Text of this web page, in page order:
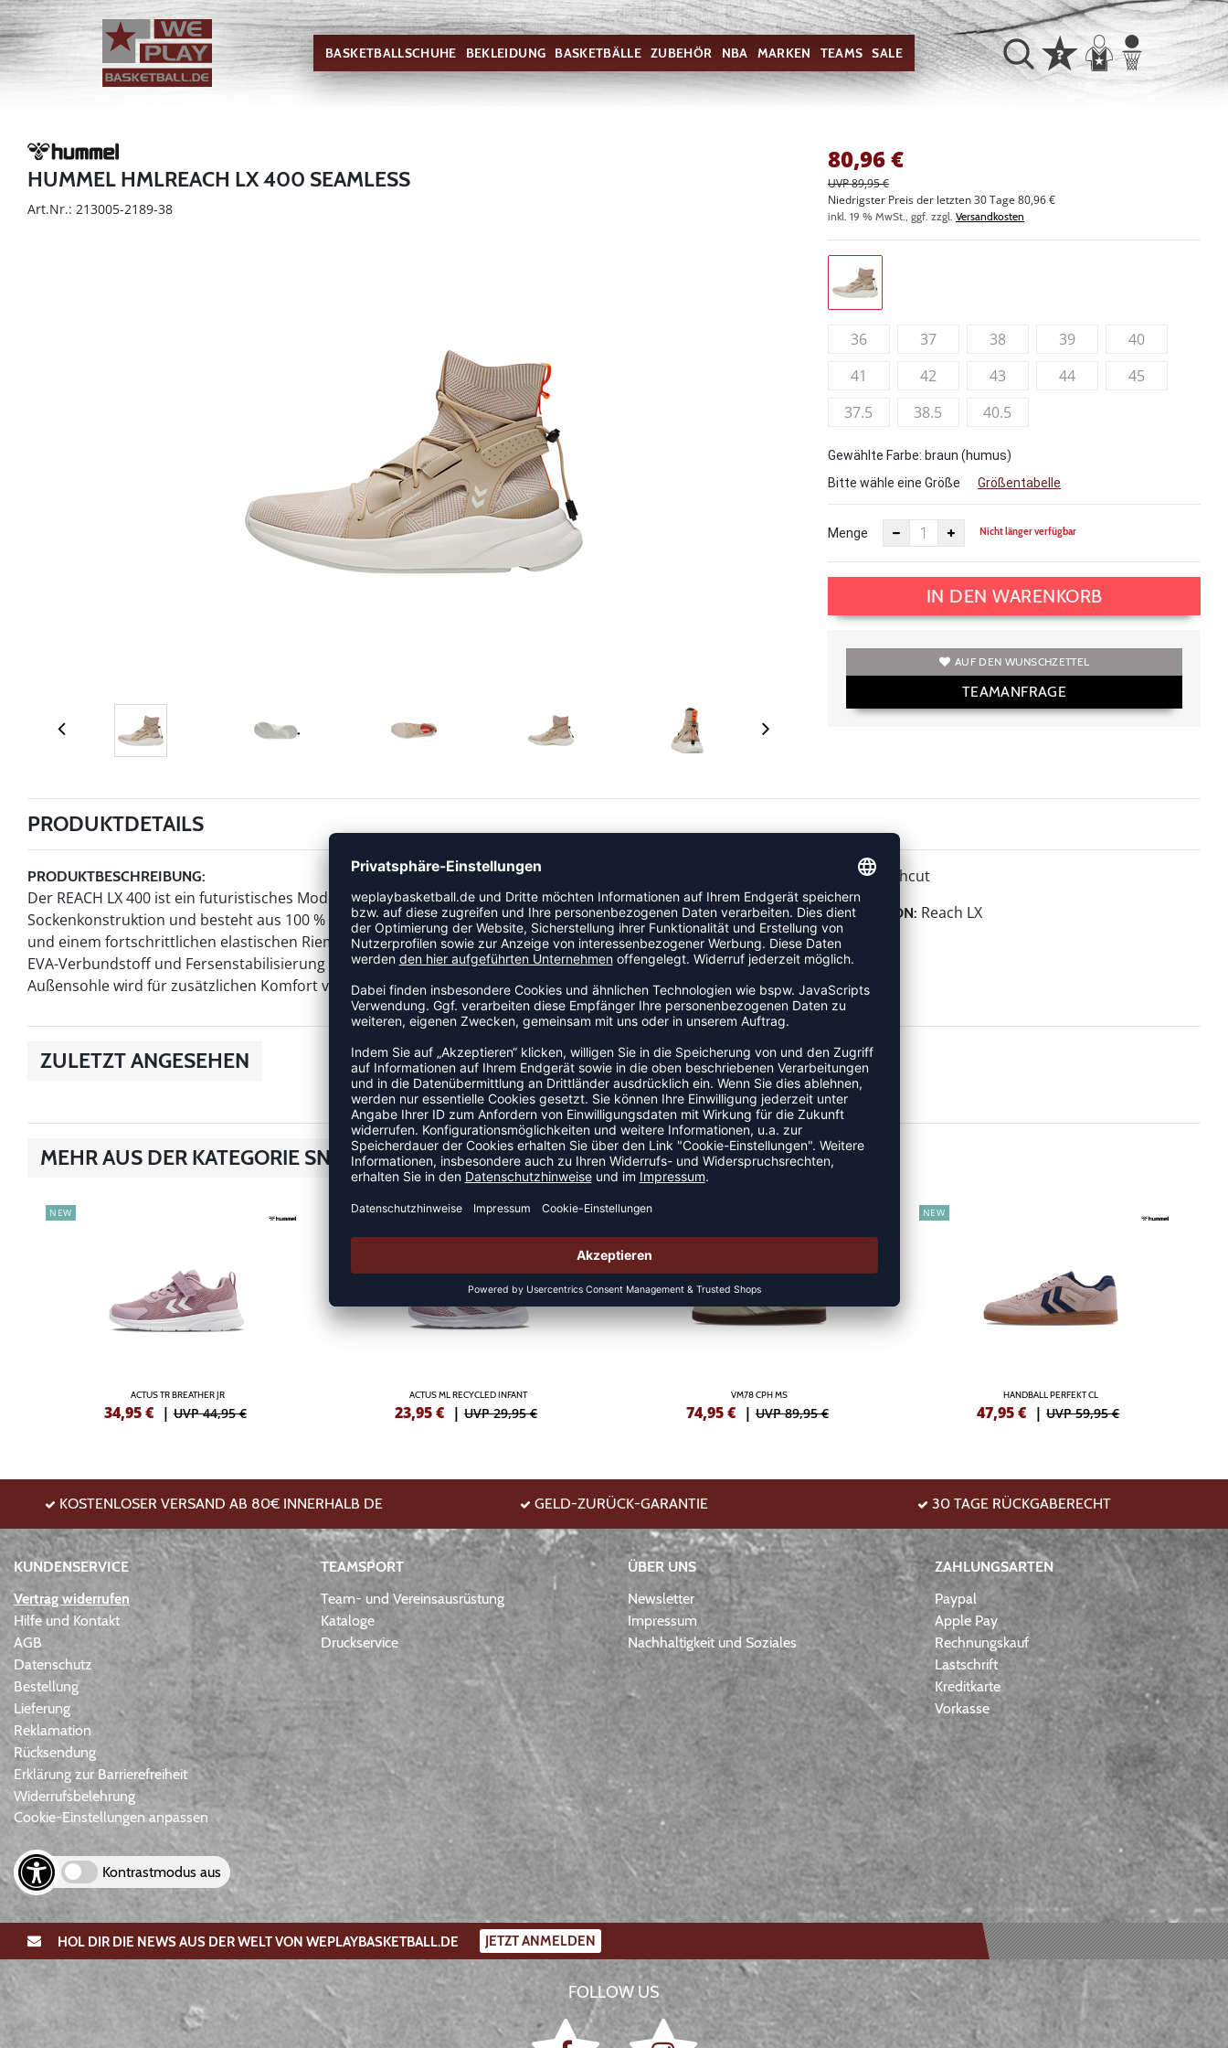
BASKETBALLSCHUHE BEKLEIDUNG BASKETBÄLLE ZUBEHÖR NBA MARKEN TEAMS SALE
HUMMEL HMLREACH LX 400 SEAMLESS
Art.Nr.: 213005-2189-38
80,96€
UVP 89,95 €
Niedrigster Preis der letzten 30 Tage 80,96 €
inkl. 19 % MwSt., ggf. zzgl. Versandkosten
36 37 38 39
40
41
42 43 44
45
37.5
38.5 40.5
Gewählte Farbe: braun (humus)
Bitte wähle eine Größe
Größentabelle
Menge Nicht länger verfügbar
IN DEN WARENKORB
AUF DEN WUNSCHZETTEL
TEAMANFRAGE
PRODUKTDETAILS
PRODUKTBESCHREIBUNG:
Der REACH LX 400 ist ein futuristisches Modell mit hohem Schaft und einer modernen Seamless-
Sockenkonstruktion und besteht aus 100 % recycelten PET-Garnen. Der Fuß wird mit einem Mikrofaser-Überzug
und einem fortschrittlichen elastischen Riemen- und Schnürsystem fixiert. Die erhöhte Außensohle mit REACH
EVA-Verbundstoff und Fersenstabilisierung sorgt beim Tragen für Volumen und Stabilität. Die gepolsterte
Außensohle wird für zusätzlichen Komfort von einer Ortholite-Innensohle ergänzt.
HÖHE:Highcut
KOLLEKTION: Reach LX
ZULETZT ANGESEHEN
MEHR AUS DER KATEGORIE SNEAKER
NEW
ACTUS TR BREATHER JR
34,95€ |UVP 44,95 €
NEW
ACTUS ML RECYCLED INFANT
23,95€ |UVP 29,95 €
NEW
VM78 CPH MS
74,95€ |UVP 89,95 €
NEW
HANDBALL PERFEKT CL
47,95€ |UVP 59,95 €
KOSTENLOSER VERSAND AB 80€ INNERHALB DE GELD-ZURÜCK-GARANTIE 30 TAGE RÜCKGABERECHT
KUNDENSERVICE
Vertrag widerrufen
Hilfe und Kontakt
AGB
Datenschutz
Bestellung
Lieferung
Reklamation
Rücksendung
Erklärung zur Barrierefreiheit
Widerrufsbelehrung
Cookie-Einstellungen anpassen
Kontrastmodus aus
TEAMSPORT
Team- und Vereinsausrüstung
Kataloge
Druckservice
ÜBER UNS
Newsletter
Impressum
Nachhaltigkeit und Soziales
ZAHLUNGSARTEN
Paypal
Apple Pay
Rechnungskauf
Lastschrift
Kreditkarte
Vorkasse
HOL DIR DIE NEWS AUS DER WELT VON WEPLAYBASKETBALL.DE JETZT ANMELDEN
FOLLOW US